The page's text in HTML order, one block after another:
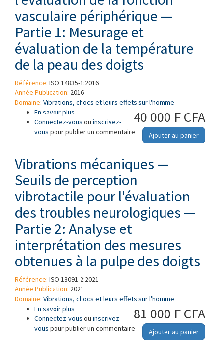
vasculaire périphérique —
Partie 1: Mesurage et
évaluation de la température
de la peau des doigts
Référence: ISO 14835-1:2016
Année Publication: 2016
Domaine: Vibrations, chocs et leurs effets sur l'homme
40 000 F CFA
Ajouter au panier
En savoir plus à propos de Vibrations et chocs mécaniques —
Essais de provocation à froid pour l'évaluation
de la fonction vasculaire périphérique — Partie
1: Mesurage et évaluation de la température
Connectez-vous ou inscrivez-
vous pour publier un commentaire
Vibrations mécaniques —
Seuils de perception
vibrotactile pour l'évaluation
des troubles neurologiques —
Partie 2: Analyse et
interprétation des mesures
obtenues à la pulpe des doigts
Référence: ISO 13091-2:2021
Année Publication: 2021
Domaine: Vibrations, chocs et leurs effets sur l'homme
81 000 F CFA
Ajouter au panier
En savoir plus à propos de Vibrations mécaniques — Seuils
de perception vibrotactile pour l'évaluation
des troubles neurologiques — Partie 2:
Analyse et interprétation des mesures
Connectez-vous ou inscrivez-
vous pour publier un commentaire